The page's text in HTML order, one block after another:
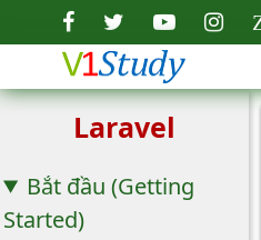
Laravel
Bắt đầu (Getting
Started)